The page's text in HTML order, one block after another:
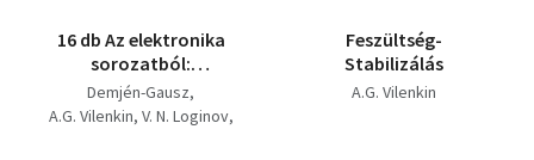
16 db Az elektronika
sorozatból:
Elektronika-Hobby '80,
Feszültségstabilizálás,
Demjén-Gausz
A.G. Vilenkin V. N. Loginov
Feszültség-
Stabilizálás
A.G. Vilenkin